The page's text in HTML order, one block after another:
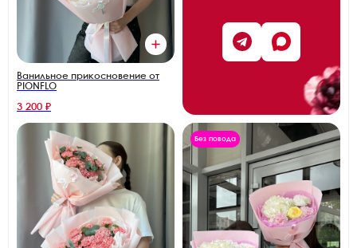
Ванильное прикосновение от
PIONFLO
3 200 ₽
Без повода